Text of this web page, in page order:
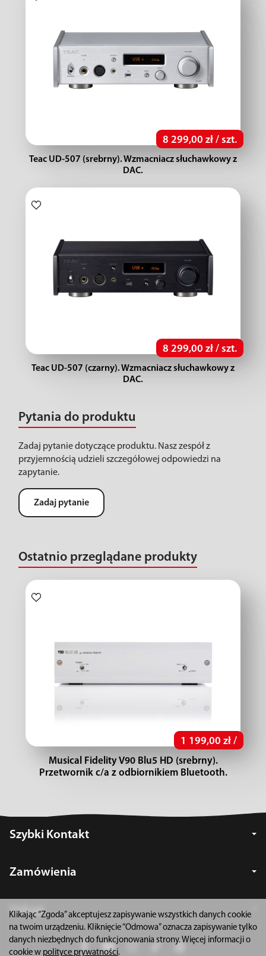
8 299,00 zł / szt.
Teac UD-507 (srebrny). Wzmacniacz słuchawkowy z
DAC.
8 299,00 zł / szt.
Teac UD-507 (czarny). Wzmacniacz słuchawkowy z
DAC.
Pytania do produktu
Zadaj pytanie dotyczące produktu. Nasz zespół z
przyjemnością udzieli szczegółowej odpowiedzi na
zapytanie.
Zadaj pytanie
Ostatnio przeglądane produkty
1 199,00 zł /
Musical Fidelity V90 Blu5 HD (srebrny).
Przetwornik c/a z odbiornikiem Bluetooth.
Szybki Kontakt
Zamówienia
Usługi
Klikając “Zgoda” akceptujesz zapisywanie wszystkich danych cookie
na twoim urządzeniu. Kliknięcie “Odmowa” oznacza zapisywanie tylko
danych niezbędnych do funkcjonowania strony. Więcej informacji o
cookie w polityce prywatności.